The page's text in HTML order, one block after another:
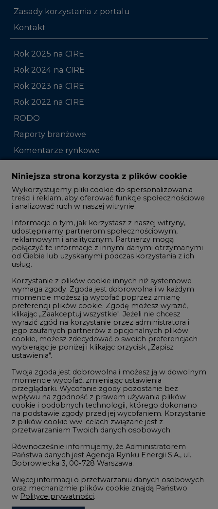
Zasady korzystania z portalu
Kontakt
Rok 2025 na CIRE
Rok 2024 na CIRE
Rok 2023 na CIRE
Rok 2022 na CIRE
RODO
Raporty branżowe
Komentarze rynkowe
Zmiany kadrowe na rynku
Studio CIRE
Rozmowy o energetyce
Gospodarka
Geopolityka
LTE450
Innowacje i AI
Telekomunikacja i IT
Handel emisjami CO2
Wodór
Górnictwo
Atom
Fotowoltaika
Offshore wind
Zielone samorządy
Zielona gospodarka
Niniejsza strona korzysta z plików cookie
Wykorzystujemy pliki cookie do spersonalizowania
treści i reklam, aby oferować funkcje społecznościowe
i analizować ruch w naszej witrynie.
Informacje o tym, jak korzystasz z naszej witryny,
udostępniamy partnerom społecznościowym,
reklamowym i analitycznym. Partnerzy mogą
połączyć te informacje z innymi danymi otrzymanymi
od Ciebie lub uzyskanymi podczas korzystania z ich
usług.
Korzystanie z plików cookie innych niż systemowe
wymaga zgody. Zgoda jest dobrowolna i w każdym
momencie możesz ją wycofać poprzez zmianę
preferencji plików cookie. Zgodę możesz wyrazić,
klikając „Zaakceptuj wszystkie". Jeżeli nie chcesz
wyrazić zgód na korzystanie przez administratora i
jego zaufanych partnerów z opcjonalnych plików
cookie, możesz zdecydować o swoich preferencjach
wybierając je poniżej i klikając przycisk „Zapisz
ustawienia".
Twoja zgoda jest dobrowolna i możesz ją w dowolnym
momencie wycofać, zmieniając ustawienia
przeglądarki. Wycofanie zgody pozostanie bez
wpływu na zgodność z prawem używania plików
cookie i podobnych technologii, którego dokonano
na podstawie zgody przed jej wycofaniem. Korzystanie
z plików cookie ww. celach związane jest z
przetwarzaniem Twoich danych osobowych.
Równocześnie informujemy, że Administratorem
Państwa danych jest Agencja Rynku Energii S.A., ul.
Bobrowiecka 3, 00-728 Warszawa.
Więcej informacji o przetwarzaniu danych osobowych
oraz mechanizmie plików cookie znajdą Państwo
w Polityce prywatności.